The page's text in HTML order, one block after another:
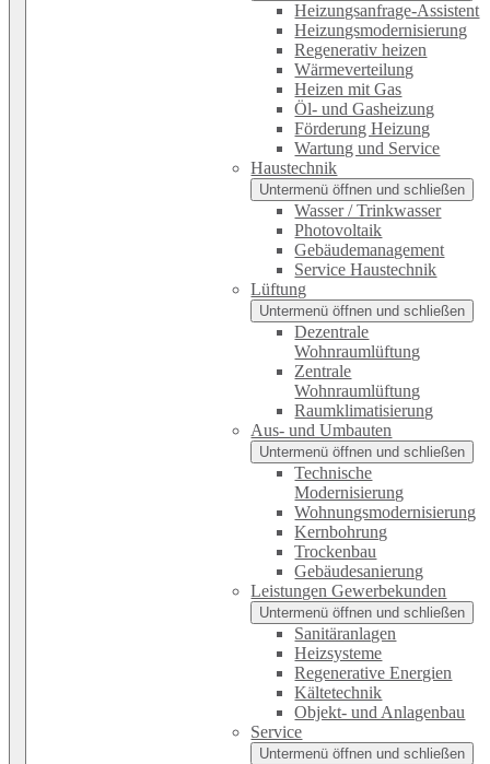
Heizungsanfrage-Assistent
Heizungsmodernisierung
Regenerativ heizen
Wärmeverteilung
Heizen mit Gas
Öl- und Gasheizung
Förderung Heizung
Wartung und Service
Haustechnik
Untermenü öffnen und schließen
Wasser / Trinkwasser
Photovoltaik
Gebäudemanagement
Service Haustechnik
Lüftung
Untermenü öffnen und schließen
Dezentrale
Wohnraumlüftung
Zentrale
Wohnraumlüftung
Raumklimatisierung
Aus- und Umbauten
Untermenü öffnen und schließen
Technische
Modernisierung
Wohnungsmodernisierung
Kernbohrung
Trockenbau
Gebäudesanierung
Leistungen Gewerbekunden
Untermenü öffnen und schließen
Sanitäranlagen
Heizsysteme
Regenerative Energien
Kältetechnik
Objekt- und Anlagenbau
Service
Untermenü öffnen und schließen